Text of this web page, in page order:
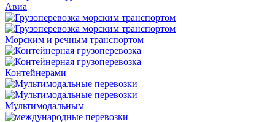
Авиа
Морским и речным транспортом
Контейнерами
Мультимодальным